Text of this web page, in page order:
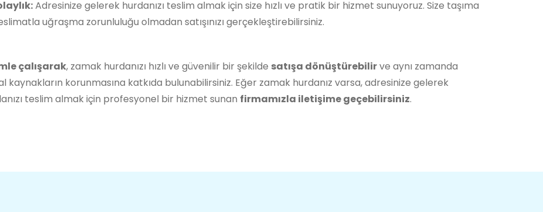
Adresinize gelerek hurdanızı teslim almak için size hızlı ve pratik bir hizmet sunuyoruz. Size taşıma
uğraşma zorunluluğu olmadan satışınızı gerçekleştirebilirsiniz.
çalışarak, zamak hurdanızı hızlı ve güvenilir bir şekilde satışa dönüştürebilirve aynı zamanda
kaynakların korunmasına katkıda bulunabilirsiniz. Eğer zamak hurdanız varsa, adresinize gelerek
teslim almak için profesyonel bir hizmet sunan firmamızla iletişime geçebilirsiniz.